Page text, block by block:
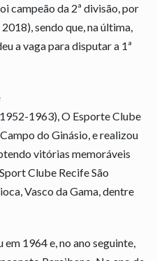
campeão da 2ª divisão, por
sendo que, na última,
a vaga para disputar a 1ª
1963), O Esporte Clube
do Ginásio, e realizou
vitórias memoráveis
Clube Recife São
Vasco da Gama, dentre
1964 e, no ano seguinte,